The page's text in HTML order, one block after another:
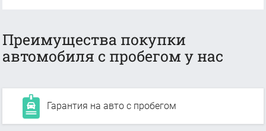
Преимущества покупки
автомобиля с пробегом у нас
Гарантия на авто с пробегом